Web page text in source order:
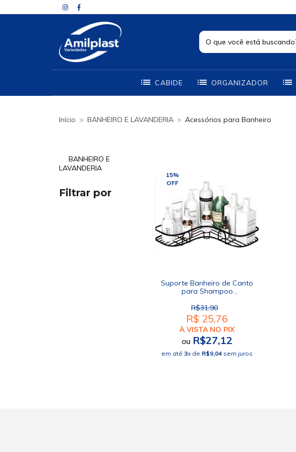
CABIDE ORGANIZADOR
Início > BANHEIRO E LAVANDERIA > Acessórios para Banheiro
BANHEIRO E
LAVANDERIA
Filtrar por
15%
OFF
Suporte Banheiro de Canto
para Shampoo
R$31,90
R$ 25,76
À VISTA NO PIX
ou R$27,12
em até3x de R$9,04 sem juros